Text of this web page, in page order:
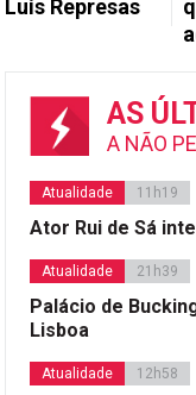
Luís Represas
AS
A NÃO
Atualidade 11h19
Ator Rui de Sá
Atualidade 21h39
Palácio de
Lisboa
Atualidade 12h58